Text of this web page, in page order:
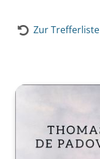
Zur Trefferliste